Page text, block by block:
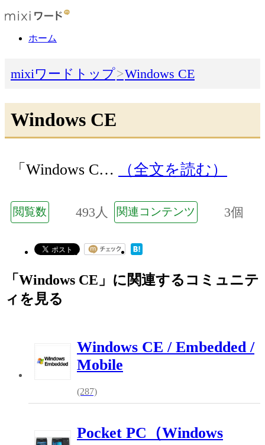
ホーム
mixiワードトップ Windows CE
Windows CE
「Windows C… （全文を読む）
閲覧数 493人 関連コンテンツ 3個
「Windows CE」に関連するコミュニテ
ィを見る
Windows CE / Embedded /
Mobile
(287)
Pocket PC（Windows